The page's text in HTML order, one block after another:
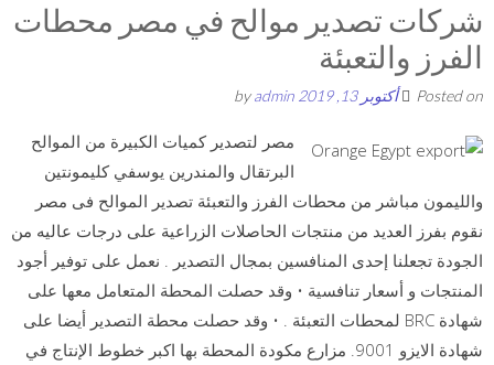
شركات تصدير موالح في مصر محطات
الفرز والتعبئة
Posted on أكتوبر 13, 2019 admin
مصر لتصدير كميات الكبيرة من الموالح
البرتقال والمندرين يوسفي كليمونتين
والليمون مباشر من محطات الفرز والتعبئة تصدير الموالح فى مصر
نقوم بفرز العديد من منتجات الحاصلات الزراعية على درجات عاليه من
الجودة تجعلنا إحدى المنافسين بمجال التصدير . نعمل على توفير أجود
المنتجات و أسعار تنافسية • وقد حصلت المحطة المتعامل معها على
شهادة BRC لمحطات التعبئة . • وقد حصلت محطة التصدير أيضا على
شهادة الايزو 9001. مزارع مكودة المحطة بها اكبر خطوط الإنتاج في